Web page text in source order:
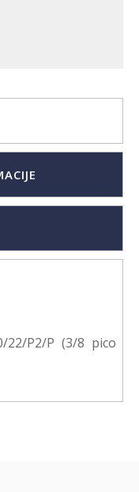
22/P2/P (3/8 pico